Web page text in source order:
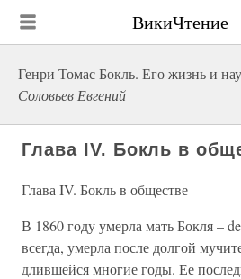
ВикиЧтение
Генри Томас Бокль. Его жизнь и
Соловьев Евгений
Глава IV. Бокль в
Глава IV. Бокль в обществе
В 1860 году умерла мать Бокля –
всегда, умерла после долгой
длившейся многие годы. Ее